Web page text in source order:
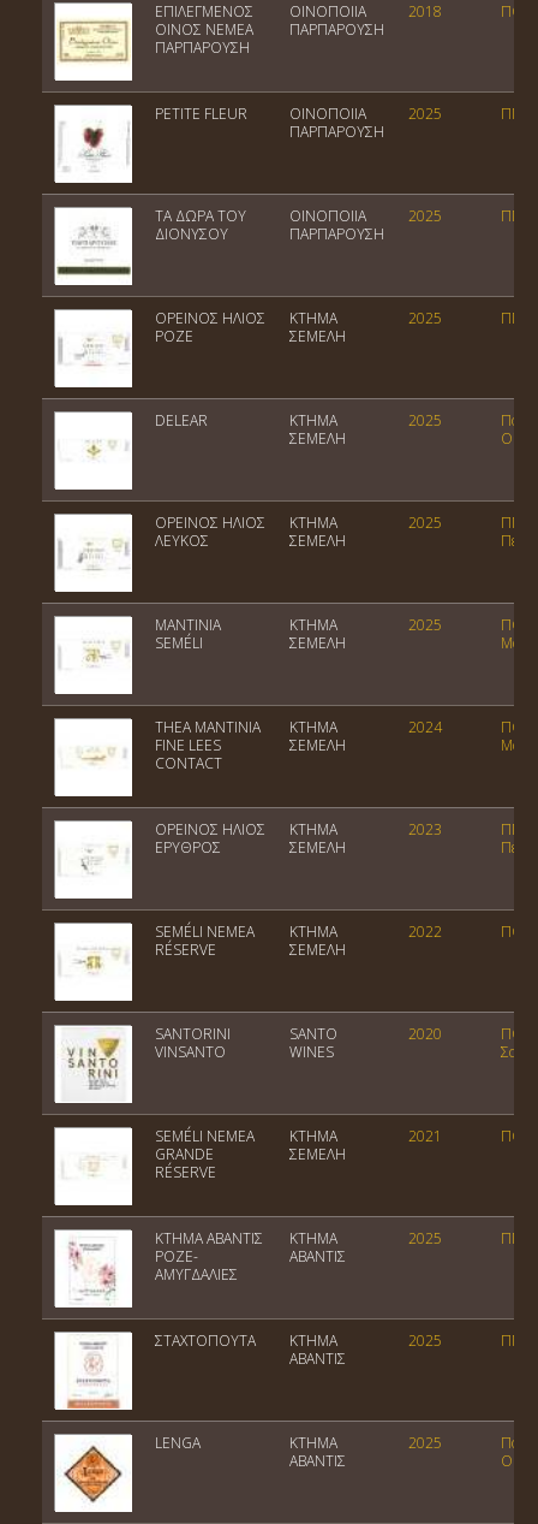
ΕΠΙΛΕΓΜΕΝΟΣ
ΟΙΝΟΣ NEMEA
ΠΑΡΠΑΡΟΥΣΗ
ΟΙΝΟΠΟΙΙΑ
ΠΑΡΠΑΡΟΥΣΗ
2018 ΠΟΠ
PETITE FLEUR
ΟΙΝΟΠΟΙΙΑ
ΠΑΡΠΑΡΟΥΣΗ
2025 ΠΓΕ
ΤΑ ΔΩΡΑ ΤΟΥ
ΔΙΟΝΥΣΟΥ
ΟΙΝΟΠΟΙΙΑ
ΠΑΡΠΑΡΟΥΣΗ
2025 ΠΓΕ
ΟΡΕΙΝΟΣ ΗΛΙΟΣ
ΡΟΖΕ
ΚΤΗΜΑ
ΣΕΜΕΛΗ
2025 ΠΓΕ
DELEAR
ΚΤΗΜΑ
ΣΕΜΕΛΗ
2025
Οίνος
ΟΡΕΙΝΟΣ ΗΛΙΟΣ
ΛΕΥΚΟΣ
ΚΤΗΜΑ
ΣΕΜΕΛΗ
2025
ΠΓΕ
MANTINIA
SEMÉLI
ΚΤΗΜΑ
ΣΕΜΕΛΗ
2025
ΠΟΠ
THEA MANTINIA
FINE LEES
CONTACT
ΚΤΗΜΑ
ΣΕΜΕΛΗ
2024
ΠΟΠ
ΟΡΕΙΝΟΣ ΗΛΙΟΣ
ΕΡΥΘΡΟΣ
ΚΤΗΜΑ
ΣΕΜΕΛΗ
2023
ΠΓΕ
SEMÉLI ΝΕΜΕΑ
RÉSERVE
ΚΤΗΜΑ
ΣΕΜΕΛΗ
2022 ΠΟΠ
SANTORINI
VINSANTO
SANTO
WINES
2020
ΠΟΠ
SEMÉLI NEMEA
GRANDE
RÉSERVE
ΚΤΗΜΑ
ΣΕΜΕΛΗ
2021 ΠΟΠ
ΚΤΗΜΑ ΑΒΑΝΤΙΣ
ΡΟΖΕ-
ΑΜΥΓΔΑΛΙΕΣ
ΚΤΗΜΑ
ΑΒΑΝΤΙΣ
2025 ΠΓΕ
ΣΤΑΧΤΟΠΟΥΤΑ
ΚΤΗΜΑ
ΑΒΑΝΤΙΣ
2025 ΠΓΕ
LENGA
ΚΤΗΜΑ
ΑΒΑΝΤΙΣ
2025
Οίνος